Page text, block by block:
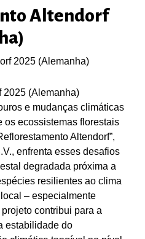
Altendorf
2025 (Alemanha)
e mudanças climáticas
os ecossistemas florestais
Altendorf”,
enfrenta esses desafios
degradada próxima a
resilientes ao clima
– especialmente
contribui para a
estabilidade do